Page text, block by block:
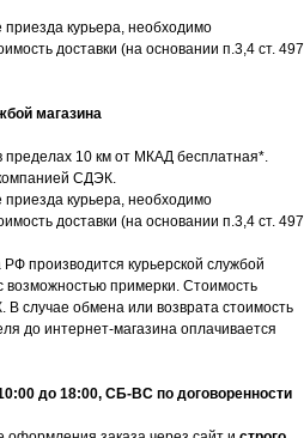
приезда курьера, необходимо
доставки (на основании п.3,4 ст. 497
магазина
пределах 10 км от МКАД бесплатная*.
СДЭК.
приезда курьера, необходимо
доставки (на основании п.3,4 ст. 497
производится курьерской службой
возможностью примерки. Стоимость
случае обмена или возврата стоимость
до интернет-магазина оплачивается
до 18:00, СБ-ВС по договоренности